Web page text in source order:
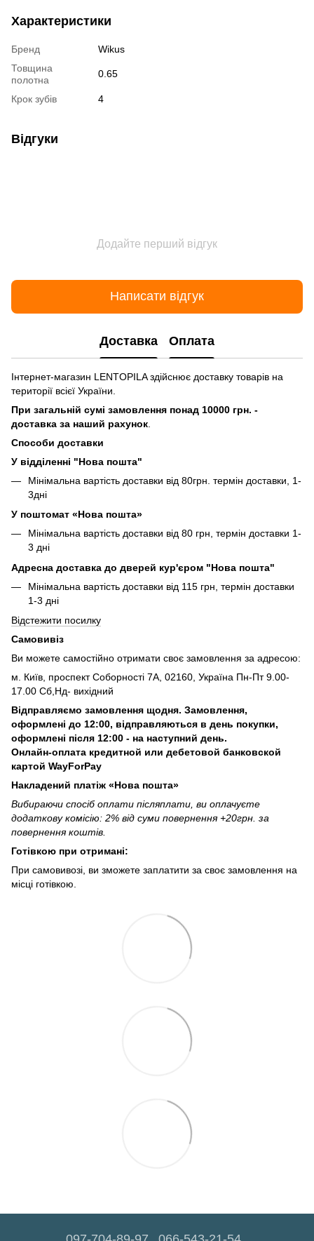
Характеристики
Бренд
Wikus
Товщина
полотна
0.65
Крок зубів 4
Відгуки
Додайте перший відгук
Написати відгук
Доставка Оплата
Інтернет-магазин LENTOPILA здійснює доставку товарів на
території всієї України.
При загальній сумі замовлення понад 10000 грн. -
доставка за наший рахунок
Способи доставки
У відділенні "Нова пошта"
Мінімальна вартість доставки від 80грн. термін доставки, 1-
3дні
У поштомат «Нова пошта»
Мінімальна вартість доставки від 80 грн, термін доставки 1-
3 дні
Адресна доставка до дверей кур'єром "Нова пошта"
Мінімальна вартість доставки від 115 грн, термін доставки
1-3 дні
Відстежити посилку
Самовивіз
Ви можете самостійно отримати своє замовлення за адресою:
м. Київ, проспект Соборності 7А, 02160, Україна Пн-Пт 9.00-
17.00 Сб,Нд- вихідний
Відправляємо замовлення щодня. Замовлення,
оформлені до 12:00, відправляються в день покупки,
оформлені після 12:00 - на наступний день.
Онлайн-оплата кредитной или дебетовой банковской
картой WayForPay
Накладений платіж «Нова пошта»
Вибираючи спосіб оплати післяплати, ви оплачуєте
додаткову комісію: 2% від суми повернення +20грн. за
повернення коштів.
Готівкою при отримані:
При самовивозі, ви зможете заплатити за своє замовлення на
місці готівкою.